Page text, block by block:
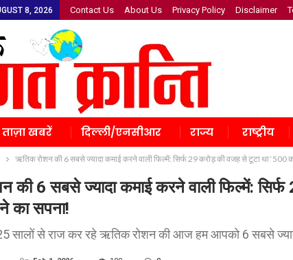
8, 2026 Contact Us About Us Privacy Policy Disclaimer
ताज़ा खबरें दिल्ली/एनसीआर राज्य राष्ट्रीय
ऋतिक रोशन की 6 सबसे ज्यादा कमाई करने वाली फिल्में: सिर्फ 29 करोड़ की वजह से टूटा था ‘500
की 6 सबसे ज्यादा कमाई करने वाली फिल्में:
का सपना!
25 सालों से राज कर रहे ऋतिक रोशन की आज हम आपको 6 सबसे